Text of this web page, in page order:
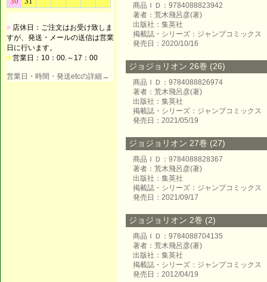
■ 店休日：ご注文はお受け致しま
すが、発送・メールの送信は営業
日に行います。
■ 営業日：10：00.～17：00
営業日・時間・発送etcの詳細→
商品ＩＤ：9784088823942
著者：荒木飛呂彦(著)
出版社：集英社
掲載誌・シリーズ：ジャンプコミックス
発売日：2020/10/16
ジョジョリオン 26巻 (26)
商品ＩＤ：9784088826974
著者：荒木飛呂彦(著)
出版社：集英社
掲載誌・シリーズ：ジャンプコミックス
発売日：2021/05/19
ジョジョリオン 27巻 (27)
商品ＩＤ：9784088828367
著者：荒木飛呂彦(著)
出版社：集英社
掲載誌・シリーズ：ジャンプコミックス
発売日：2021/09/17
ジョジョリオン 2巻 (2)
商品ＩＤ：9784088704135
著者：荒木飛呂彦(著)
出版社：集英社
掲載誌・シリーズ：ジャンプコミックス
発売日：2012/04/19